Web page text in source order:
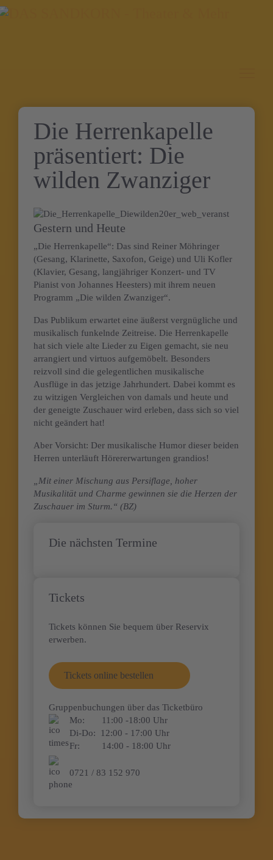
Die Herrenkapelle
präsentiert: Die
wilden Zwanziger
Gestern und Heute
„Die Herrenkapelle“: Das sind Reiner Möhringer
(Gesang, Klarinette, Saxofon, Geige) und Uli Kofler
(Klavier, Gesang, langjähriger Konzert- und TV
Pianist von Johannes Heesters) mit ihrem neuen
Programm „Die wilden Zwanziger“.
Das Publikum erwartet eine äußerst vergnügliche und
musikalisch funkelnde Zeitreise. Die Herrenkapelle
hat sich viele alte Lieder zu Eigen gemacht, sie neu
arrangiert und virtuos aufgemöbelt. Besonders
reizvoll sind die gelegentlichen musikalische
Ausflüge in das jetzige Jahrhundert. Dabei kommt es
zu witzigen Vergleichen von damals und heute und
der geneigte Zuschauer wird erleben, dass sich so viel
nicht geändert hat!
Aber Vorsicht: Der musikalische Humor dieser beiden
Herren unterläuft Hörererwartungen grandios!
„Mit einer Mischung aus Persiflage, hoher
Musikalität und Charme gewinnen sie die Herzen der
Zuschauer im Sturm.“ (BZ)
Die nächsten Termine
Tickets
Tickets können Sie bequem über Reservix
erwerben.
Tickets online bestellen
Gruppenbuchungen über das Ticketbüro
Mo: 11:00 -18:00 Uhr
Di-Do: 12:00 - 17:00 Uhr
Fr: 14:00 - 18:00 Uhr
0721 / 83 152 970